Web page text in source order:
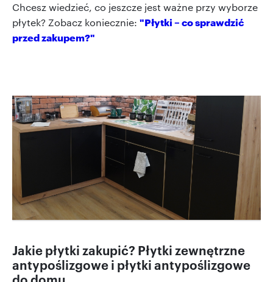
Chcesz wiedzieć, co jeszcze jest ważne przy wyborze
płytek? Zobacz koniecznie: "Płytki – co sprawdzić
przed zakupem?"
Jakie płytki zakupić? Płytki zewnętrzne
antypoślizgowe i płytki antypoślizgowe